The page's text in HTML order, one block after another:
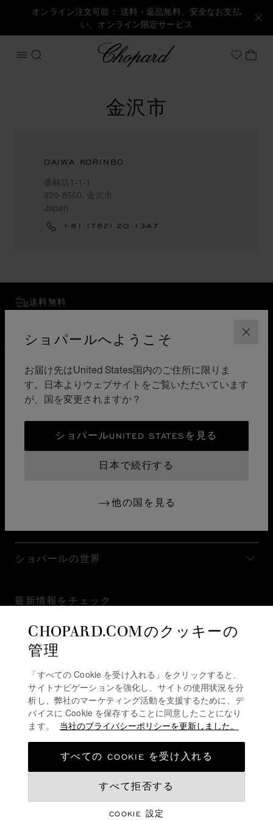
閉じる
ショパールへようこそ
お届け先はUnited States国内のご住所に限りま
す。日本よりウェブサイトをご覧いただいています
が、国を変更されますか？
ショパールUNITED STATESを見る
日本で続行する
他の国を見る
オンライン注文可能： 送料・返品無料、安全なお支払
い、オンライン限定サービス
メニューを開く
検索する
Chopard
Myマ
金沢市
DAIWA KORINBO
香林坊1-1-1
920-8550, 金沢市
Japan
+81 (762) 20 1347
送料無料
ホーム ブティックを検索 すべてのブティック
アジア・オセアニア
日本
ローカリゼーション (国の変更)
国の変更
ショパールの世界
最新情報をチェック
ニュースレターを購読
プライバシーポリシー
クッキーポリシー
ご利用規約
CHOPARD.COMのクッキーの
管理
「すべての Cookie を受け入れる」をクリックすると、
サイトナビゲーションを強化し、サイトの使用状況を分
析し、弊社のマーケティング活動を支援するために、デ
バイスに Cookie を保存することに同意したことになり
ます。
当社のプライバシーポリシーを更新しました。
COOKIE 設定
すべて拒否する
すべての COOKIE を受け入れる